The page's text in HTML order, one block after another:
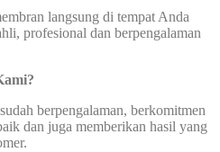
langsung di tempat Anda
profesional dan berpengalaman
berpengalaman, berkomitmen
dan juga memberikan hasil yang